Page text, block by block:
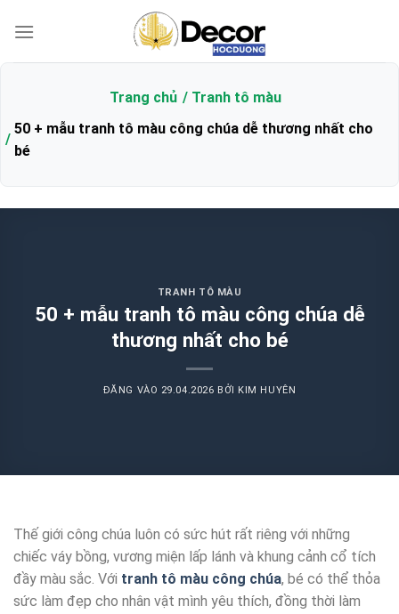
qua
Trang chủ
Tranh tô màu
50 + mẫu tranh tô màu công chúa dễ thương nhất cho
bé
TRANH TÔ MÀU
50 + mẫu tranh tô màu công chúa dễ
thương nhất cho bé
ĐĂNG VÀO 29.04.2026 BỞI KIM HUYÊN
Thế giới công chúa luôn có sức hút rất riêng với những
chiếc váy bồng, vương miện lấp lánh và khung cảnh cổ tích
đầy màu sắc. Với tranh tô màu công chúa, bé có thể thỏa
sức làm đẹp cho nhân vật mình yêu thích, đồng thời làm